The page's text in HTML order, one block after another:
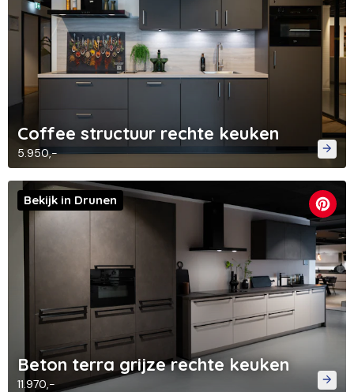
Coffee structuur rechte keuken
5.950,-
Beton terra grijze rechte keuken
11.970,-
Bekijk in Drunen